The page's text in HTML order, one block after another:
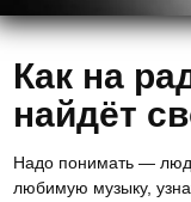
Как на
найдёт
Надо понимать —
любимую музыку,